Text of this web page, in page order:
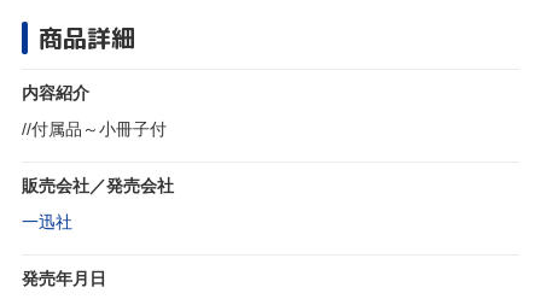
商品詳細
内容紹介
//付属品～小冊子付
販売会社／発売会社
一迅社
発売年月日